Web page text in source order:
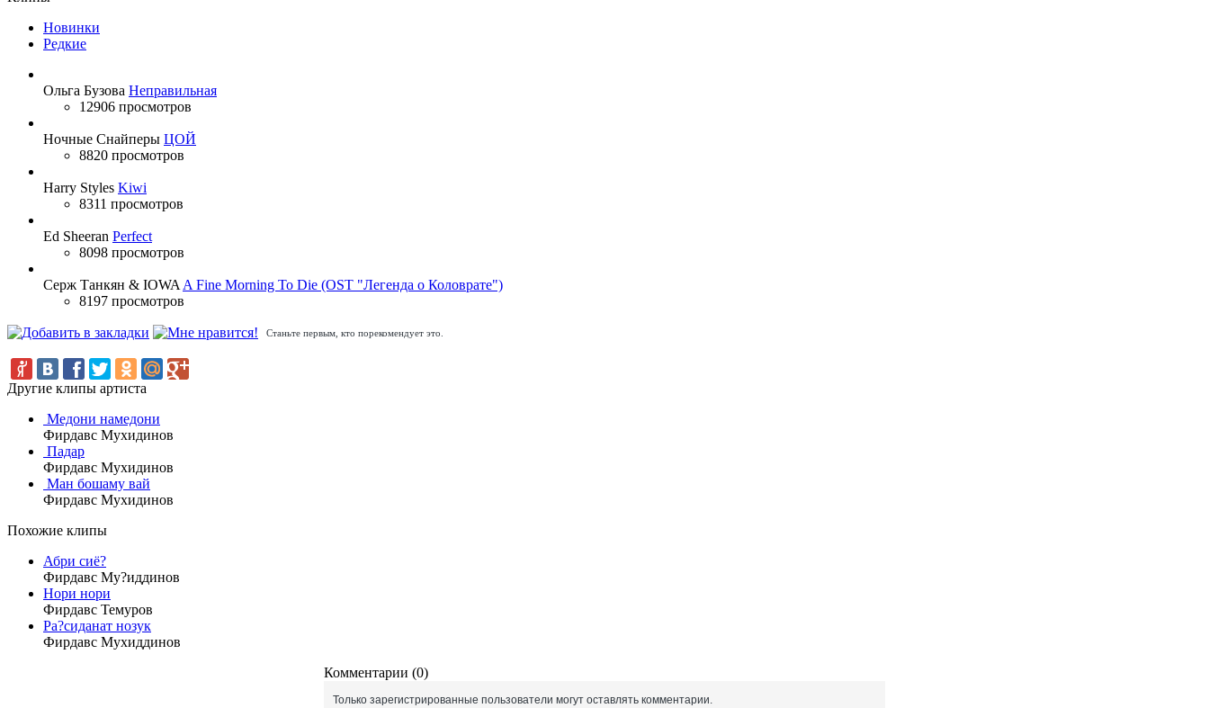
Новинки
Редкие
Ольга Бузова Неправильная
12906 просмотров
Ночные Снайперы ЦОЙ
8820 просмотров
Harry Styles Kiwi
8311 просмотров
Ed Sheeran Perfect
8098 просмотров
Серж Танкян & IOWA A Fine Morning To Die (OST "Легенда о Коловрате")
8197 просмотров
Станьте первым, кто порекомендует это.
Другие клипы артиста
Медони намедони
Фирдавс Мухидинов
Падар
Фирдавс Мухидинов
Ман бошаму вай
Фирдавс Мухидинов
Похожие клипы
Абри сиё?
Фирдавс Му?иддинов
Нори нори
Фирдавс Темуров
Ра?сиданат нозук
Фирдавс Мухиддинов
Комментарии (0)
Только зарегистрированные пользователи могут оставлять комментарии.